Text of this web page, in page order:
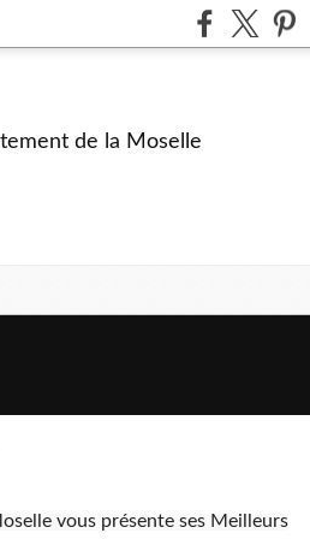
de la Moselle
vous présente ses Meilleurs